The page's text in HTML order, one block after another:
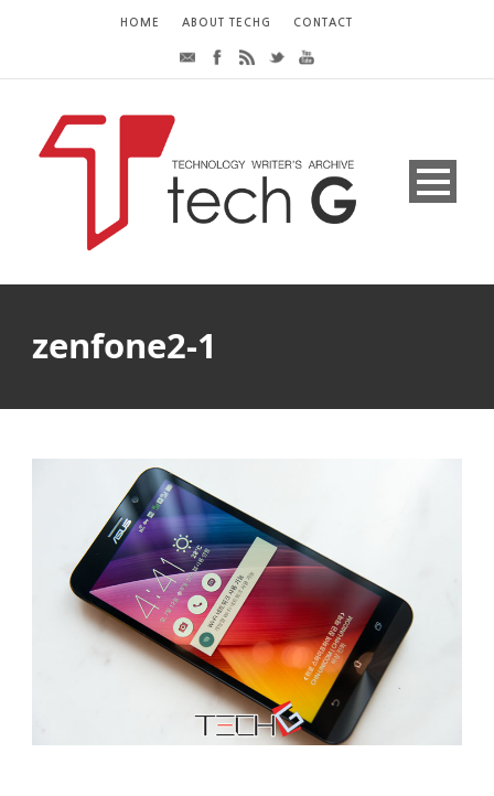
HOME ABOUT TECHG CONTACT
zenfone2-1